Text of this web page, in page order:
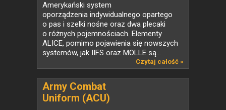
Amerykański system
oporządzenia indywidualnego opartego
o pas i szelki nośne oraz dwa plecaki
o różnych pojemnościach. Elementy
ALICE, pomimo pojawienia się nowszych
systemów, jak IIFS oraz MOLLE są...
Czytaj całość »
Army Combat
Uniform (ACU)